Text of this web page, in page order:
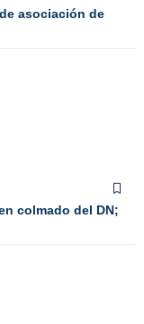
asociación de
colmado del DN;